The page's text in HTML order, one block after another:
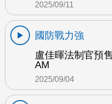
2025/09/11
國防戰力強
盧佳暉法制官預
AM
2025/09/04